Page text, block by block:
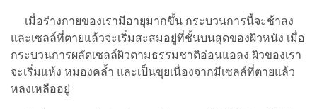
เมื่อร่างกายของเรามีอายุมากขึ้น กระบวนการนี้จะช้าลง
และเซลล์ที่ตายแล้วจะเริ่มสะสมอยู่ที่ชั้นบนสุดของผิวหนัง เมื่อ
กระบวนการผลัดเซลล์ผิวตามธรรมชาติอ่อนแอลง ผิวของเรา
จะเริ่มแห้ง หมองคล้ำ และเป็นขุยเนื่องจากมีเซลล์ที่ตายแล้ว
หลงเหลืออยู่